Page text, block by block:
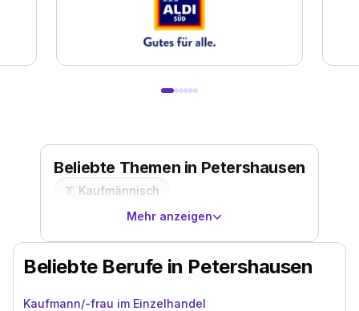
Beliebte Themen in Petershausen
👔 Kaufmännisch
Mehr anzeigen
Beliebte Berufe in Petershausen
Kaufmann/-frau im Einzelhandel